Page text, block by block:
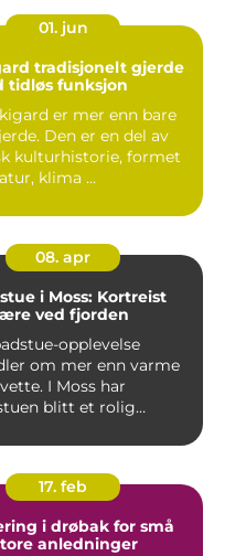
01. jun
gjerde
tidløs funksjon
er mer enn bare
Den er en del av
kulturhistorie, formet
klima ...
08. apr
i Moss: Kortreist
ved fjorden
opplevelse
om mer enn varme
I Moss har
blitt et rolig
17. feb
i drøbak for små
anledninger